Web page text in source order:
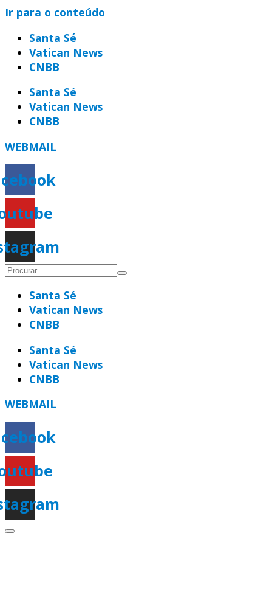
Ir para o conteúdo
Santa Sé
Vatican News
CNBB
Santa Sé
Vatican News
CNBB
WEBMAIL
Santa Sé
Vatican News
CNBB
Santa Sé
Vatican News
CNBB
WEBMAIL